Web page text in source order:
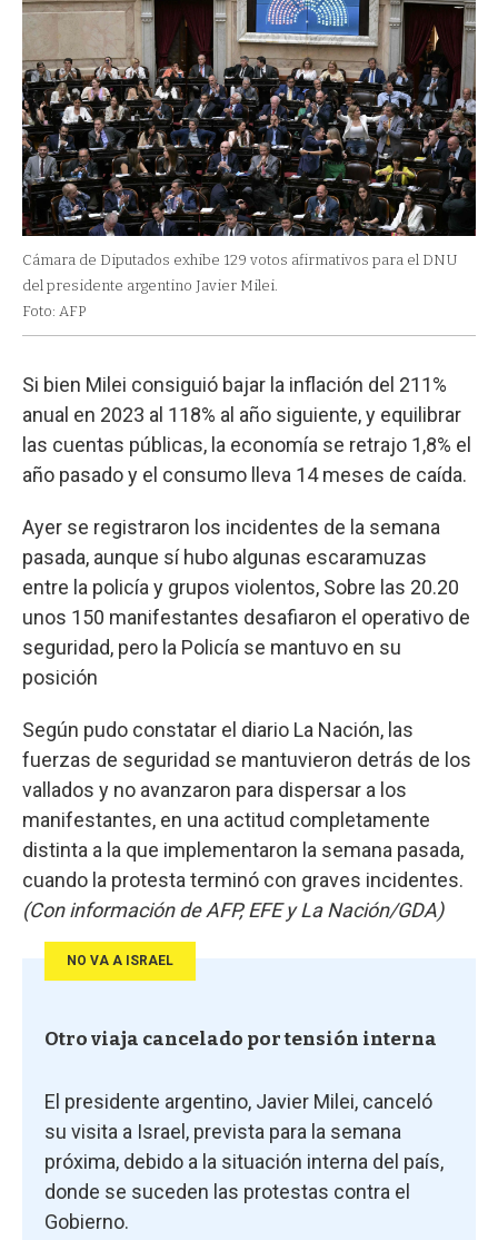
Cámara de Diputados exhibe 129 votos afirmativos para el DNU
del presidente argentino Javier Milei.
Foto: AFP
Si bien Milei consiguió bajar la inflación del 211%
anual en 2023 al 118% al año siguiente, y equilibrar
las cuentas públicas, la economía se retrajo 1,8% el
año pasado y el consumo lleva 14 meses de caída.
Ayer se registraron los incidentes de la semana
pasada, aunque sí hubo algunas escaramuzas
entre la policía y grupos violentos, Sobre las 20.20
unos 150 manifestantes desafiaron el operativo de
seguridad, pero la Policía se mantuvo en su
posición
Según pudo constatar el diario La Nación, las
fuerzas de seguridad se mantuvieron detrás de los
vallados y no avanzaron para dispersar a los
manifestantes, en una actitud completamente
distinta a la que implementaron la semana pasada,
cuando la protesta terminó con graves incidentes.
(Con información de AFP, EFE y La Nación/GDA)
NO VA A ISRAEL
Otro viaja cancelado por tensión interna
El presidente argentino, Javier Milei, canceló
su visita a Israel, prevista para la semana
próxima, debido a la situación interna del país,
donde se suceden las protestas contra el
Gobierno.